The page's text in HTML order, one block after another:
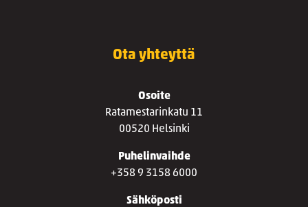
Ota yhteyttä
Osoite
Ratamestarinkatu 11
00520 Helsinki
Puhelinvaihde
+358 9 3158 6000
Sähköposti